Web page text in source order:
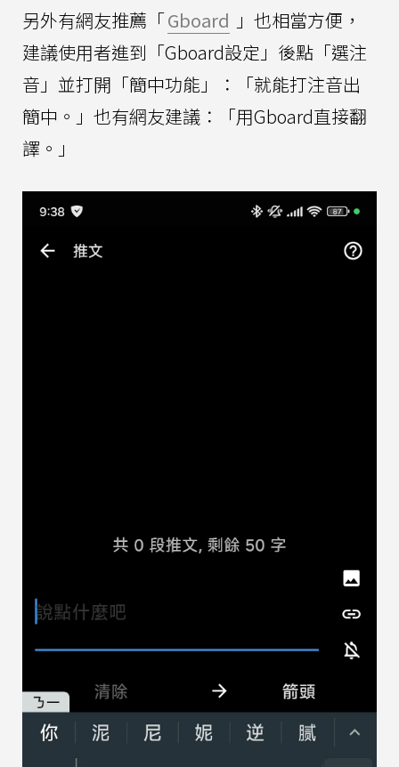
另外有網友推薦「Gboard 」也相當方便，
建議使用者進到「Gboard設定」後點「選注
音」並打開「簡中功能」：「就能打注音出
簡中。」也有網友建議：「用Gboard直接翻
譯。」